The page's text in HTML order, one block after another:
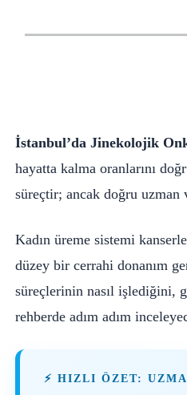
İstanbul’da Jinekolojik
hayatta kalma oranlarını
süreçtir; ancak doğru uzman
Kadın üreme sistemi
düzey bir cerrahi donanım
süreçlerinin nasıl işlediğini,
rehberde adım adım
⚡ HIZLI ÖZET: